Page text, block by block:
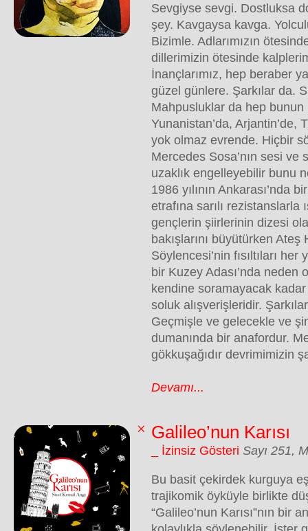
Sevgiyse sevgi. Dostluksa
şey. Kavgaysa kavga.
Bizimle. Adlarımızın
dillerimizin ötesinde
İnançlarımız, hep beraber
güzel günlere. Şarkılar da.
Mahpusluklar da hep bunun
Yunanistan’da, Arjantin’de,
yok olmaz evrende. Hiçbir
Mercedes Sosa’nın sesi ve
uzaklık engelleyebilir bunu
1986 yılının Ankarası’nda
etrafına sarılı rezistanslarla
gençlerin şiirlerinin dizesi
bakışlarını büyütürken Ateş
Söylencesi’nin fısıltıları
bir Kuzey Adası’nda neden
kendine soramayacak
soluk alışverişleridir.
Geçmişle ve gelecekle ve
dumanında bir anafordur.
gökkuşağıdır devrimimizin
Devamı...
Galileo’nun Karısı
_ İzinsiz Gösteri Sayı 251,
Bu basit çekirdek kurguya
trajikomik öyküyle birlikte
“Galileo’nun Karısı”nın bir